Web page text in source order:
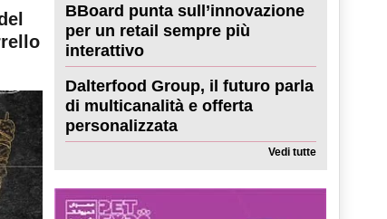
BBoard punta sull’innovazione
per un retail sempre più
interattivo
Dalterfood Group, il futuro parla
di multicanalità e offerta
personalizzata
Vedi tutte